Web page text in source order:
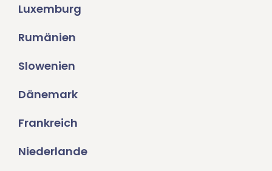
Luxemburg
Rumänien
Slowenien
Dänemark
Frankreich
Niederlande